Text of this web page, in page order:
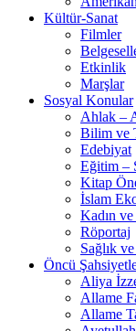
Kültür-Sanat
Filmler
Etkinlik
Marşlar
Sosyal Konular
Ahlak –
Bilim ve
Edebiyat
Eğitim –
Kitap
İslam
Kadın
Röportaj
Sağlık
Öncü
Aliya
Allame
Allame